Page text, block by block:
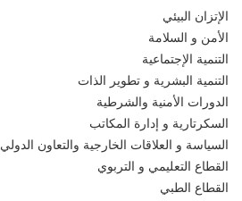
الإتزان البيئي
الأمن و السلامة
التنمية الإجتماعية
التنمية البشرية و تطوير الذات
الدورات الأمنية والشرطية
السكرتارية و إدارة المكاتب
السياسة و العلاقات الخارجية والتعاون الدولي
القطاع التعليمي و التربوي
القطاع الطبي